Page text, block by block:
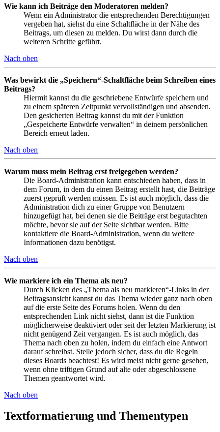
Wie kann ich Beiträge den Moderatoren melden?
Wenn ein Administrator die entsprechenden Berechtigungen
vergeben hat, siehst du eine Schaltfläche in der Nähe des
Beitrags, um diesen zu melden. Du wirst dann durch die
weiteren Schritte geführt.
Nach oben
Was bewirkt die „Speichern“-Schaltfläche beim Schreiben eines
Beitrags?
Hiermit kannst du die geschriebene Entwürfe speichern und
zu einem späteren Zeitpunkt vervollständigen und absenden.
Den gesicherten Beitrag kannst du mit der Funktion
„Gespeicherte Entwürfe verwalten“ in deinem persönlichen
Bereich erneut laden.
Nach oben
Warum muss mein Beitrag erst freigegeben werden?
Die Board-Administration kann entschieden haben, dass in
dem Forum, in dem du einen Beitrag erstellt hast, die Beiträge
zuerst geprüft werden müssen. Es ist auch möglich, dass die
Administration dich zu einer Gruppe von Benutzern
hinzugefügt hat, bei denen sie die Beiträge erst begutachten
möchte, bevor sie auf der Seite sichtbar werden. Bitte
kontaktiere die Board-Administration, wenn du weitere
Informationen dazu benötigst.
Nach oben
Wie markiere ich ein Thema als neu?
Durch Klicken des „Thema als neu markieren“-Links in der
Beitragsansicht kannst du das Thema wieder ganz nach oben
auf die erste Seite des Forums holen. Wenn du den
entsprechenden Link nicht siehst, dann ist die Funktion
möglicherweise deaktiviert oder seit der letzten Markierung ist
nicht genügend Zeit vergangen. Es ist auch möglich, das
Thema nach oben zu holen, indem du einfach eine Antwort
darauf schreibst. Stelle jedoch sicher, dass du die Regeln
dieses Boards beachtest! Es wird meist nicht gerne gesehen,
wenn ohne triftigen Grund auf alte oder abgeschlossene
Themen geantwortet wird.
Nach oben
Textformatierung und Thementypen